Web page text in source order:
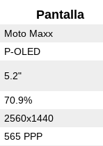
Pantalla
Moto Maxx
P-OLED
5.2"
70.9%
2560x1440
565 PPP